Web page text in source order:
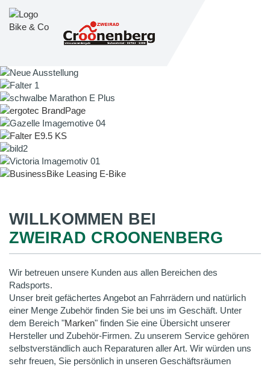
WILLKOMMEN BEI
ZWEIRAD CROONENBERG
Wir betreuen unsere Kunden aus allen Bereichen des
Radsports.
Unser breit gefächertes Angebot an Fahrrädern und natürlich
einer Menge Zubehör finden Sie bei uns im Geschäft. Unter
dem Bereich "Marken" finden Sie eine Übersicht unserer
Hersteller und Zubehör-Firmen. Zu unserem Service gehören
selbstverständlich auch Reparaturen aller Art. Wir würden uns
sehr freuen, Sie persönlich in unseren Geschäftsräumen